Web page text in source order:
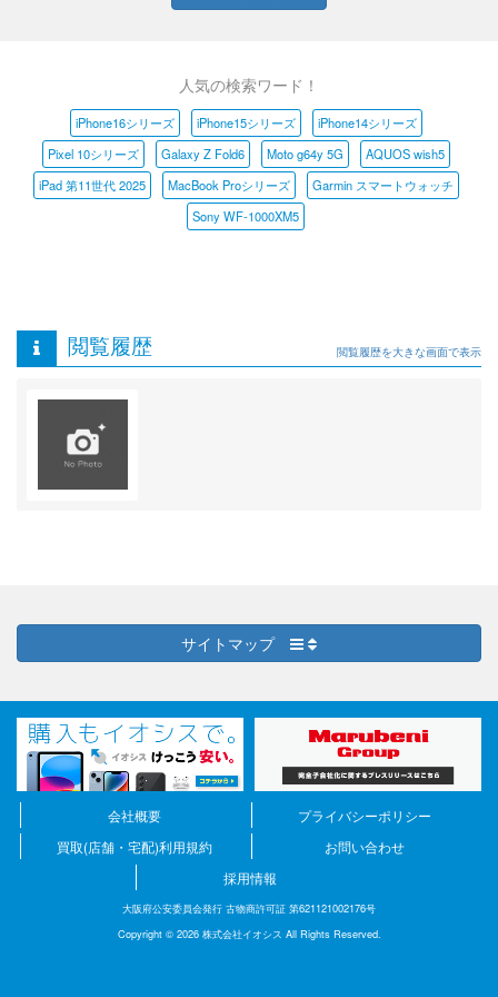
人気の検索ワード！
iPhone16シリーズ iPhone15シリーズ
iPhone14シリーズ
Pixel 10シリーズ
Galaxy Z Fold6 Moto g64y 5G
AQUOS wish5
iPad 第11世代 2025
MacBook Proシリーズ
Garmin スマートウォッチ
Sony WF-1000XM5
閲覧履歴 閲覧履歴を大きな画面で表示
サイトマップ
会社概要
プライバシーポリシー
買取(店舗・宅配)利用規約
お問い合わせ
採用情報
大阪府公安委員会発行 古物商許可証 第621121002176号
Copyright © 2026 株式会社イオシス All Rights Reserved.